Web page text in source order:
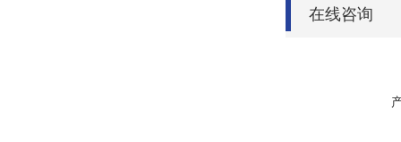
在线咨询